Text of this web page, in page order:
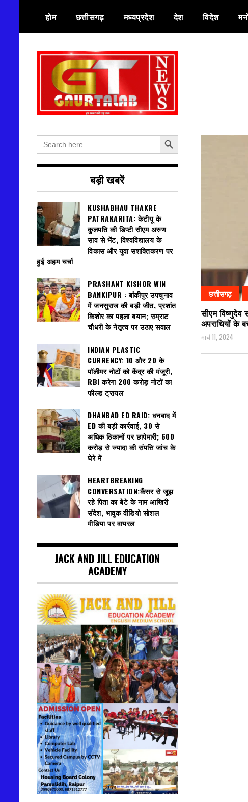
content
होम छत्तीसगढ़ मध्यप्रदेश देश विदेश
गौरतलब न्यूज
छत्तीसगढ़
सीएम
अपराधियों के
मार्च 11, 2024
Search
for:
Search Button
बड़ी खबरें
KUSHABHAU THAKRE
PATRAKARITA: केटीयू के
कुलपति की डिप्टी सीएम अरुण
साव से भेंट, विश्वविद्यालय के
विकास और युवा सशक्तिकरण पर
हुई अहम चर्चा
PRASHANT KISHOR WIN
BANKIPUR : बांकीपुर उपचुनाव
में जनसुराज की बड़ी जीत, प्रशांत
किशोर का पहला बयान; सम्राट
चौधरी के नेतृत्व पर उठाए सवाल
INDIAN PLASTIC
CURRENCY: ₹10 और ₹20 के
पॉलीमर नोटों को केंद्र की मंजूरी,
RBI करेगा 200 करोड़ नोटों का
फील्ड ट्रायल
DHANBAD ED RAID: धनबाद में
ED की बड़ी कार्रवाई, 30 से
अधिक ठिकानों पर छापेमारी; 600
करोड़ से ज्यादा की संपत्ति जांच के
घेरे में
HEARTBREAKING
CONVERSATION:कैंसर से जूझ
रहे पिता का बेटे के नाम आखिरी
संदेश, भावुक वीडियो सोशल
मीडिया पर वायरल
JACK AND JILL EDUCATION
ACADEMY